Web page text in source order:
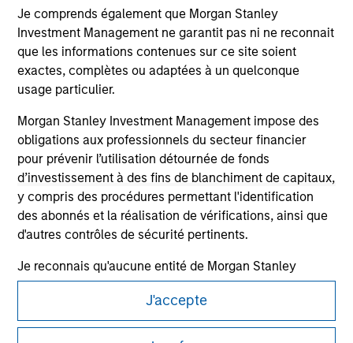
Je comprends également que Morgan Stanley
Investment Management ne garantit pas ni ne reconnait
que les informations contenues sur ce site soient
exactes, complètes ou adaptées à un quelconque
usage particulier.
Morgan Stanley Investment Management impose des
obligations aux professionnels du secteur financier
pour prévenir l’utilisation détournée de fonds
d’investissement à des fins de blanchiment de capitaux,
y compris des procédures permettant l'identification
des abonnés et la réalisation de vérifications, ainsi que
d'autres contrôles de sécurité pertinents.
Je reconnais qu'aucune entité de Morgan Stanley
Investment Management, ni aucune de ses sociétés
affiliées, ne pourra être tenue responsable de
quelconques pertes résultant directement ou
J'accepte
shall we be responsible for the information contained on
the site or your use of such site.
Morgan Stanley Careers